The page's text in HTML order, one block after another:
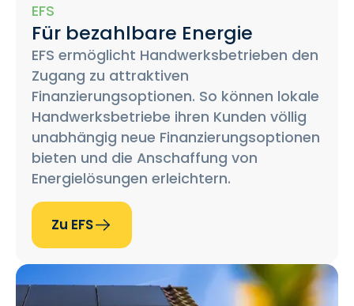
EFS
Für bezahlbare Energie
EFS ermöglicht Handwerksbetrieben den
Zugang zu attraktiven
Finanzierungsoptionen. So können lokale
Handwerksbetriebe ihren Kunden völlig
unabhängig neue Finanzierungsoptionen
bieten und die Anschaffung von
Energielösungen erleichtern.
Zu EFS